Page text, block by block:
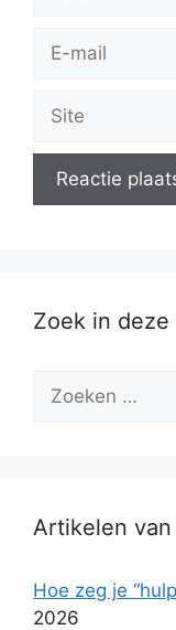
mail
Zoek in deze
naar:
Artikelen
Hoe zeg je
2026